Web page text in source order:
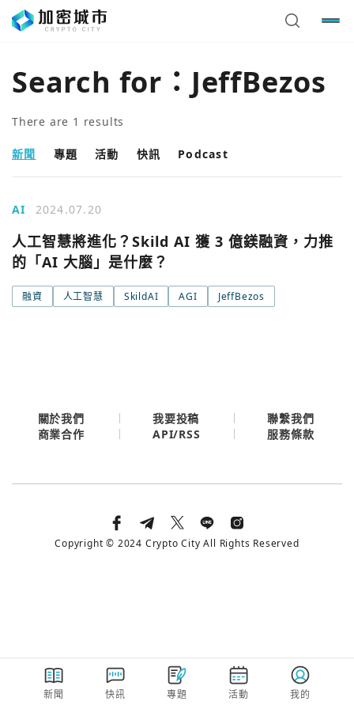
Search for： JeffBezos
There are 1 results
新聞 專題 活動 快訊 Podcast
AI 2024.07.20
人工智慧將進化？Skild AI 獲 3 億鎂融資，力推
的「AI 大腦」是什麼？
融資 人工智慧 SkildAI AGI JeffBezos
使用以下帳號繼續
繼續表示您已同意 服務條款與隱私政策
城市
關閉
新聞 快訊 專題 活動 我的
關於我們 我要投稿
聯繫我們
商業合作
API/RSS 服務條款
Copyright © 2024 Crypto City All Rights Reserved